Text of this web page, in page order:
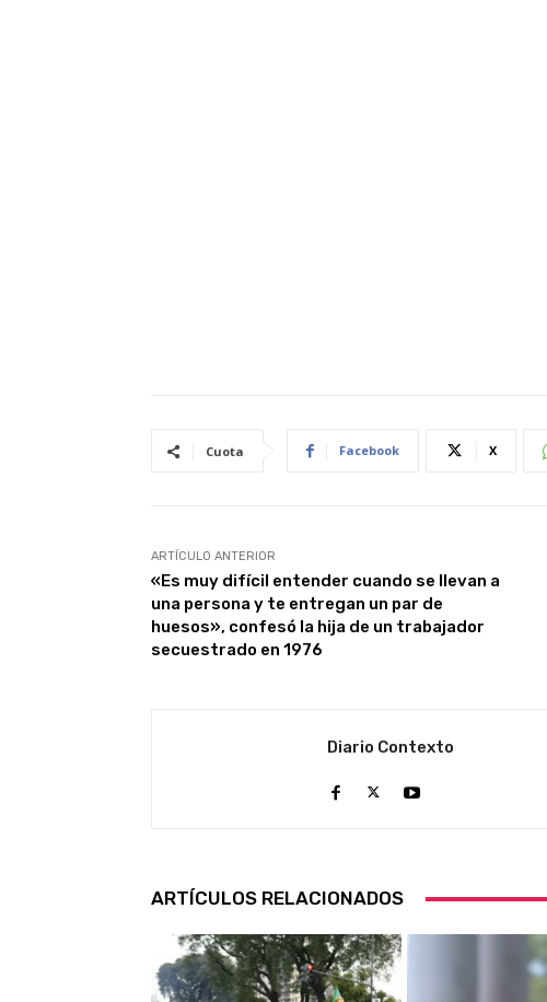
Cuota Facebook X
ARTÍCULO ANTERIOR
«Es muy difícil entender cuando se llevan a
una persona y te entregan un par de
huesos», confesó la hija de un trabajador
secuestrado en 1976
Diario Contexto
ARTÍCULOS RELACIONADOS